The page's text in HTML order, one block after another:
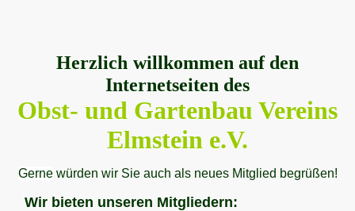
Herzlich willkommen auf den
Internetseiten des
Obst- und Gartenbau Vereins
Elmstein e.V.
Gerne würden wir Sie auch als neues Mitglied begrüßen!
Wir bieten unseren Mitgliedern: